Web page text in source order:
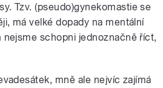
Tzv. (pseudo)gynekomastie se
má velké dopady na mentální
nejsme schopni jednoznačně říct,
mně ale nejvíc zajímá